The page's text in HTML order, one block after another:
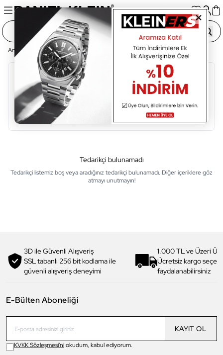
Ana Sayfa Tedarikçi Listesi
Alfabetik Sıralama
A B C F G H I
Tedarikçi bulunamadı
Tedarikçi listemiz boş veya aradığınız tedarikçi bulunamadı. Diğer içeriklere göz
atmayı unutmayın!
3D ile Güvenli Alışveriş
SSL tabanlı 256 bit kodlama ile
güvenli alışveriş deneyimi
1.000 TL ve Üzeri
Ücretsiz kargo
faydalanabilirsiniz
E-Bülten Aboneliği
KAYIT OL
KVKK Sözleşmesi'niokudum, kabul ediyorum.